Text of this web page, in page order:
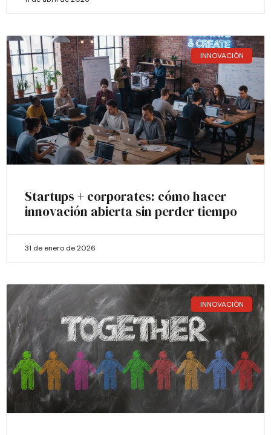
INNOVACIÓN
Startups + corporates: cómo hacer
innovación abierta sin perder tiempo
31 de enero de 2026
INNOVACIÓN